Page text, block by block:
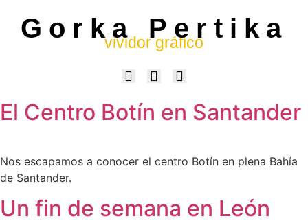
Gorka Pertika
vividor gráfico
El Centro Botín en Santander
Nos escapamos a conocer el centro Botín en plena Bahía
de Santander.
Un fin de semana en León